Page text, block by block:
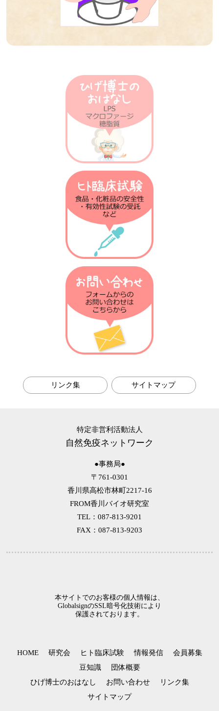
第25回 受精卵の話
第24回 腸内細菌の話
第22回 アルツハイマーの話
第20回 がん免疫の話
第19回 衛生仮説の話
第18回 乳酸菌との話
第17回 ノーベル賞の話
第15回 肝臓の話
第14回 火傷の話
第13回 抗菌物質の話
第12回 植物の話
第10回 骨粗しょう症の話
第8回 免疫進化の話
第6回 耐性菌の話
第5回 マクロファージの話
第4回 メタボの話
第3回 アレルギーの話
第1回 自然免疫の話
リンク集 サイトマップ
特定非営利活動法人
自然免疫ネットワーク
●事務局●
〒761-0301
香川県高松市林町2217-16
FROM香川バイオ研究室
TEL：087-813-9201
FAX：087-813-9203
本サイトでのお客様の個人情報は、
GlobalsignのSSL暗号化技術により
保護されております。
HOME 研究会 ヒト臨床試験 情報発信
会員募集
豆知識
団体概要
ひげ博士のおはなし
お問い合わせ
リンク集
サイトマップ